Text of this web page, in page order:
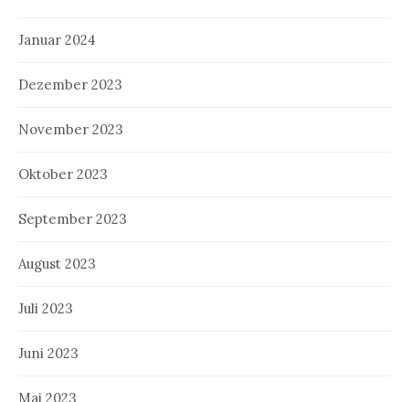
Januar 2024
Dezember 2023
November 2023
Oktober 2023
September 2023
August 2023
Juli 2023
Juni 2023
Mai 2023